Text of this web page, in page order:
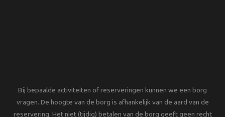
Bij bepaalde activiteiten of reserveringen kunnen we een borg
vragen. De hoogte van de borg is afhankelijk van de aard van de
reservering. Het niet (tijdig) betalen van de borg geeft geen recht